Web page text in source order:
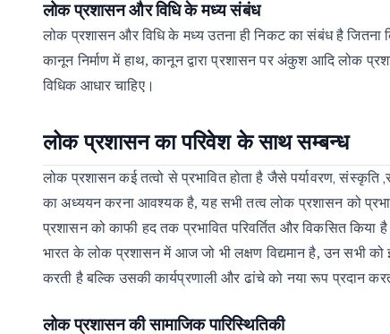
लोकप्रशासनऔरविधिकेमध्यसंबंध
लोक प्रशासन और विधि के मध्य उतना ही निकट का संबंध है जितना
कानून निर्माण में हाथ,कानून द्वारा प्रशासन पर अंकुश आदिलोक
विधिक आधार चाहिए।
लोक प्रशासन का परिवेश के साथ सम्बन्ध
लोक प्रशासन कई तत्वो से प्रभावित होता हैजैसे पर्यावरण,संस्कृति,
का अध्ययन करना आवश्यक है,यह सभी तत्व लोक प्रशासन को
प्रशासन को काफी हद तक प्रभावित परिवर्तित और विकसित किया है
भारत के लोक प्रशासन में आज जो भी लक्षण विद्यमान है,उन सभी को
करती है बल्कि उसकी कार्यप्रणाली और ढांचे को नया रूप प्रदान
लोकप्रशासनकीसामाजिकपारिस्थितिकी